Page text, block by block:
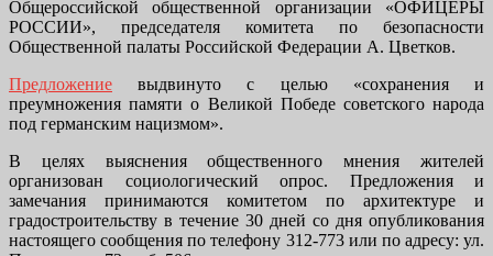
Общероссийской общественной организации «ОФИЦЕРЫ
РОССИИ», председателя комитета по безопасности
Общественной палаты Российской Федерации А. Цветков.
Предложение выдвинуто с целью «сохранения и
преумножения памяти о Великой Победе советского народа
под германским нацизмом».
В целях выяснения общественного мнения жителей
организован социологический опрос. Предложения и
замечания принимаются комитетом по архитектуре и
градостроительству в течение 30 дней со дня опубликования
настоящего сообщения по телефону 312-773 или по адресу: ул.